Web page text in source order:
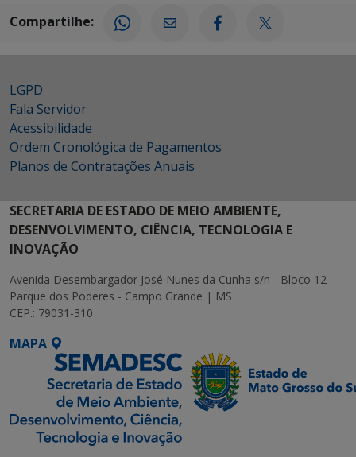
Compartilhe:
LGPD
Fala Servidor
Acessibilidade
Ordem Cronológica de Pagamentos
Planos de Contratações Anuais
SECRETARIA DE ESTADO DE MEIO AMBIENTE,
DESENVOLVIMENTO, CIÊNCIA, TECNOLOGIA E
INOVAÇÃO
Avenida Desembargador José Nunes da Cunha s/n - Bloco 12
Parque dos Poderes - Campo Grande | MS
CEP.: 79031-310
MAPA